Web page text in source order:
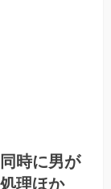
時に男が